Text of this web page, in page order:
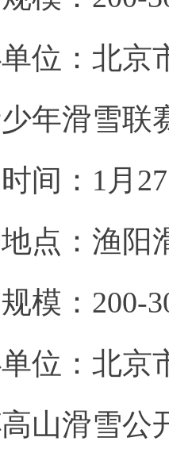
单位：北京
年滑雪联
时间：1月
地点：渔阳
规模：200-
单位：北京
山滑雪公